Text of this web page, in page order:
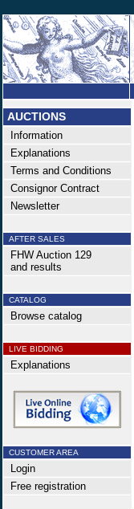
AUCTIONS
Information
Explanations
Terms and Conditions
Consignor Contract
Newsletter
AFTER SALES
FHW Auction 129
and results
CATALOG
Browse catalog
LIVE BIDDING
Explanations
CUSTOMER AREA
Login
Free registration